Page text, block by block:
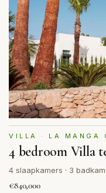
VILLA · LA MANGA
4 bedroom Villa
4 slaapkamers · 3
€840,000